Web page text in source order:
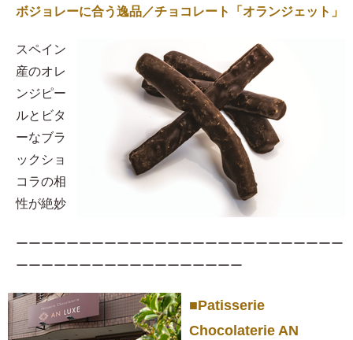
ボジョレーに合う逸品／チョコレート「オランジェット」
スペイン
産のオレ
ンジピー
ルとビタ
ーなブラ
ックショ
コラの相
性が絶妙
ーーーーーーーーーーーーーーーーーーーーーーーーーー
ーーーーーーーーーーーーーーーーーー
■Patisserie
Chocolaterie AN